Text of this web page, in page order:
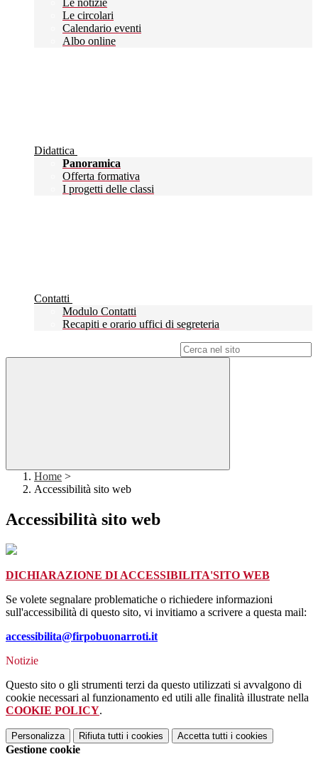
Le notizie
Le circolari
Calendario eventi
Albo online
Didattica
Panoramica
Offerta formativa
I progetti delle classi
Contatti
Modulo Contatti
Recapiti e orario uffici di segreteria
Home >
Accessibilità sito web
Accessibilità sito web
DICHIARAZIONE DI ACCESSIBILITA'SITO WEB
Se volete segnalare problematiche o richiedere informazioni
sull'accessibilità di questo sito, vi invitiamo a scrivere a questa mail:
accessibilita@firpobuonarroti.it
Notizie
Questo sito o gli strumenti terzi da questo utilizzati si avvalgono di
cookie necessari al funzionamento ed utili alle finalità illustrate nella
COOKIE POLICY.
Personalizza Rifiuta tutti i cookies Accetta tutti i cookies
Gestione cookie